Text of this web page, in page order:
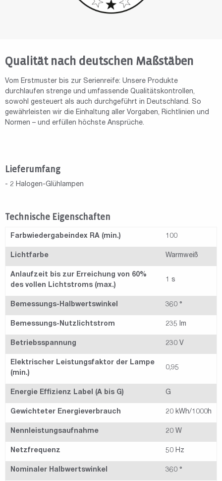
Qualität nach deutschen Maßstäben
Vom Erstmuster bis zur Serienreife: Unsere Produkte
durchlaufen strenge und umfassende Qualitätskontrollen,
sowohl gesteuert als auch durchgeführt in Deutschland. So
gewährleisten wir die Einhaltung aller Vorgaben, Richtlinien und
Normen – und erfüllen höchste Ansprüche.
Lieferumfang
- 2 Halogen-Glühlampen
Technische Eigenschaften
Farbwiedergabeindex RA (min.) 100
Lichtfarbe Warmweiß
Anlaufzeit bis zur Erreichung von 60%
des vollen Lichtstroms (max.)
1 s
Bemessungs-Halbwertswinkel 360 °
Bemessungs-Nutzlichtstrom 235 lm
Betriebsspannung 230 V
Elektrischer Leistungsfaktor der Lampe
(min.)
0,95
Energie Effizienz Label (A bis G) G
Gewichteter Energieverbrauch 20 kWh/1000h
Nennleistungsaufnahme 20 W
Netzfrequenz 50 Hz
Nominaler Halbwertswinkel 360 °